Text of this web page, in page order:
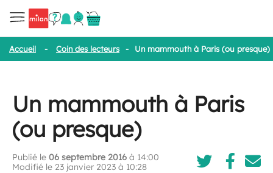
Accueil - Coin des lecteurs - Un mammouth à Paris (ou presque)
Un mammouth à Paris
(ou presque)
Publié le 06 septembre 2016 à 14:00
Modifié le 23 janvier 2023 à 10:28